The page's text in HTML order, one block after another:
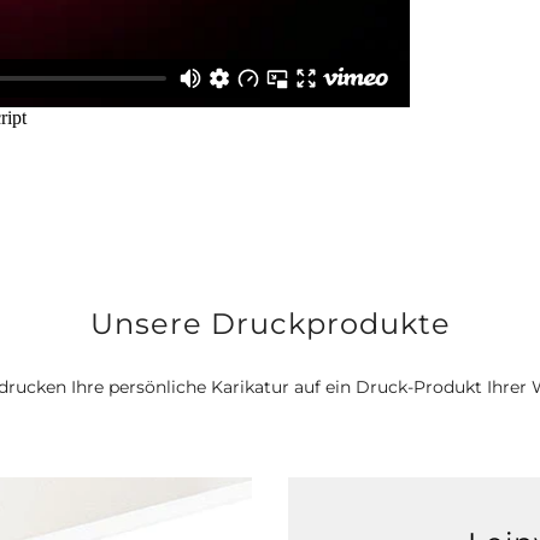
Unsere Druckprodukte
Ihre persönliche Karikatur auf ein Druck-Produkt Ihrer